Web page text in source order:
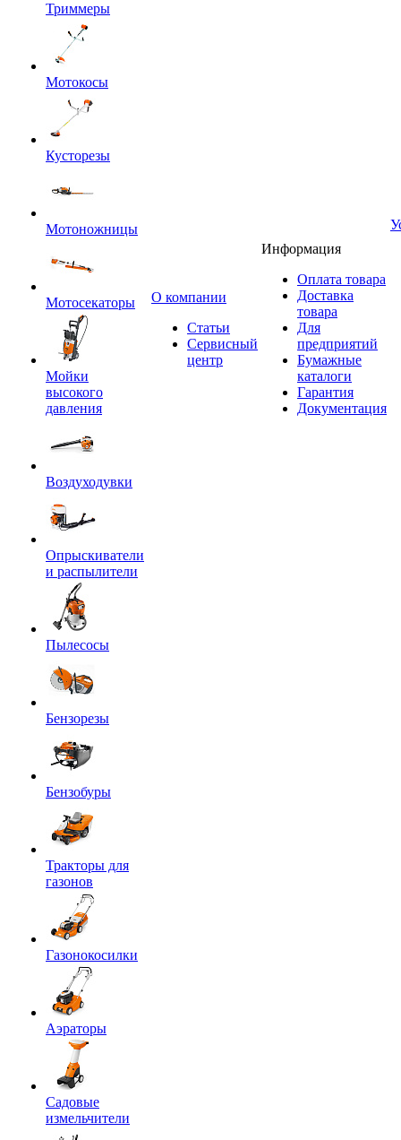
Триммеры
Мотокосы
Кусторезы
Мотоножницы
Мотосекаторы
Мойки
высокого
давления
Воздуходувки
Опрыскиватели
и распылители
Пылесосы
Бензорезы
Бензобуры
Тракторы для
газонов
Газонокосилки
Аэраторы
Садовые
измельчители
O компании
Статьи
Сервисный
центр
Информация
Оплата товара
Доставка
товара
Для
предприятий
Бумажные
каталоги
Гарантия
Документация